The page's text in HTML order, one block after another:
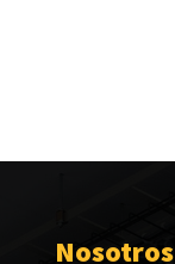
Nosotros